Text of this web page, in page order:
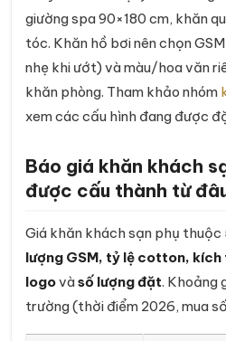
giường spa 90×180 cm, khăn
tóc. Khăn hồ bơi nên chọn
nhẹ khi ướt) và màu/hoa văn
khăn phòng. Tham khảo nhóm
xem các cấu hình đang được
Báo giá khăn khách
được cấu thành từ
Giá khăn khách sạn phụ thuộc
lượng GSM, tỷ lệ cotton,
logovàsố lượng đặt. Khoảng
trường (thời điểm 2026, mua